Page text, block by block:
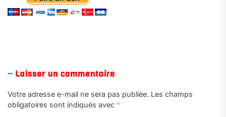
Laisser un commentaire
Votre adresse e-mail ne sera pas publiée. Les champs
obligatoires sont indiqués avec *